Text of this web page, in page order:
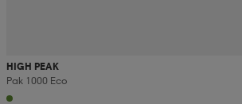
HIGH PEAK
Pak 1000 Eco